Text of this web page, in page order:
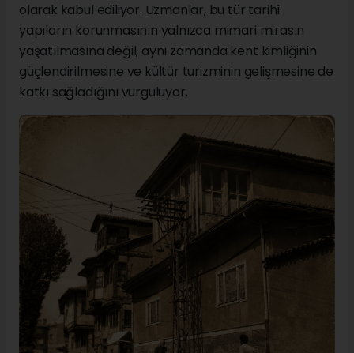
olarak kabul ediliyor. Uzmanlar, bu tür tarihî
yapıların korunmasının yalnızca mimari mirasın
yaşatılmasına değil, aynı zamanda kent kimliğinin
güçlendirilmesine ve kültür turizminin gelişmesine de
katkı sağladığını vurguluyor.